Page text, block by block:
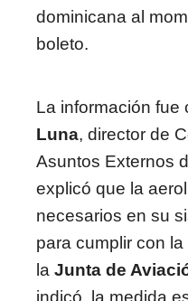
dominicana al
boleto.
La información fue
Luna, director de
Asuntos Externos
explicó que la
necesarios en su
para cumplir con
la Junta de
indicó, la medida